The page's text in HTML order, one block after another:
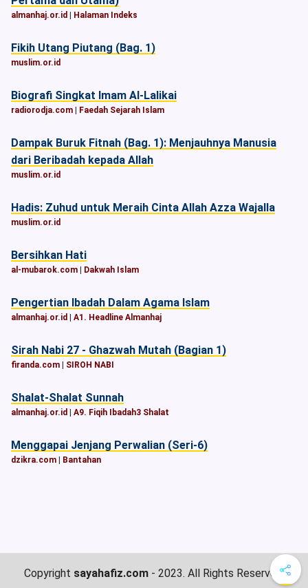
almanhaj.or.id | Halaman Indeks
Fikih Utang Piutang (Bag. 1)
muslim.or.id
Biografi Singkat Imam Al-Lalikai
radiorodja.com | Faedah Sejarah Islam
Dampak Buruk Fitnah (Bag. 1): Menjauhnya Manusia
dari Beribadah kepada Allah
muslim.or.id
Hadis: Zuhud untuk Meraih Cinta Allah Azza Wajalla
muslim.or.id
Bersihkan Hati
al-mubarok.com | Dakwah Islam
Pengertian Ibadah Dalam Agama Islam
almanhaj.or.id | A1. Headline Almanhaj
Sirah Nabi 27 - Ghazwah Mutah (Bagian 1)
firanda.com | SIROH NABI
Shalat-Shalat Sunnah
almanhaj.or.id | A9. Fiqih Ibadah3 Shalat
Menggapai Jenjang Perwalian (Seri-6)
dzikra.com | Bantahan
Copyright sayahafiz.com- 2023. All Rights Reserved.